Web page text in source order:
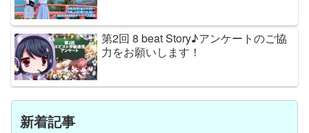
第2回 8 beat Story♪アンケートのご協
力をお願いします！
新着記事